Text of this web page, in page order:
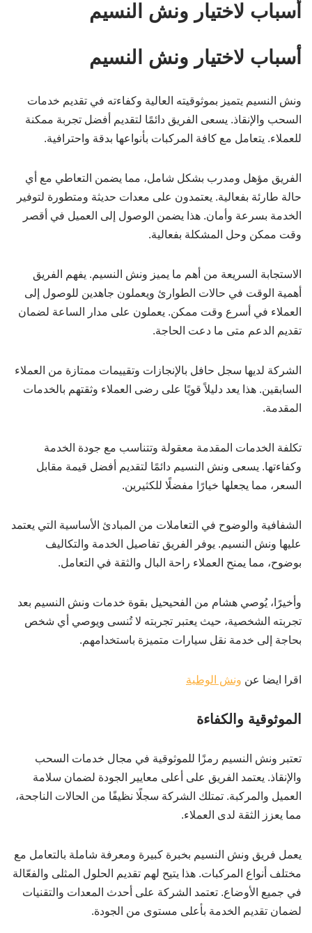
أسباب لاختيار ونش النسيم
أسباب لاختيار ونش النسيم
ونش النسيم يتميز بموثوقيته العالية وكفاءته في تقديم خدمات
السحب والإنقاذ. يسعى الفريق دائمًا لتقديم أفضل تجربة ممكنة
للعملاء. يتعامل مع كافة المركبات بأنواعها بدقة واحترافية.
الفريق مؤهل ومدرب بشكل شامل، مما يضمن التعاطي مع أي
حالة طارئة بفعالية. يعتمدون على معدات حديثة ومتطورة لتوفير
الخدمة بسرعة وأمان. هذا يضمن الوصول إلى العميل في أقصر
وقت ممكن وحل المشكلة بفعالية.
الاستجابة السريعة من أهم ما يميز ونش النسيم. يفهم الفريق
أهمية الوقت في حالات الطوارئ ويعملون جاهدين للوصول إلى
العملاء في أسرع وقت ممكن. يعملون على مدار الساعة لضمان
تقديم الدعم متى ما دعت الحاجة.
الشركة لديها سجل حافل بالإنجازات وتقييمات ممتازة من العملاء
السابقين. هذا يعد دليلاً قويًا على رضى العملاء وثقتهم بالخدمات
المقدمة.
تكلفة الخدمات المقدمة معقولة وتتناسب مع جودة الخدمة
وكفاءتها. يسعى ونش النسيم دائمًا لتقديم أفضل قيمة مقابل
السعر، مما يجعلها خيارًا مفضلًا للكثيرين.
الشفافية والوضوح في التعاملات من المبادئ الأساسية التي يعتمد
عليها ونش النسيم. يوفر الفريق تفاصيل الخدمة والتكاليف
بوضوح، مما يمنح العملاء راحة البال والثقة في التعامل.
وأخيرًا، يُوصي هشام من الفحيحيل بقوة خدمات ونش النسيم بعد
تجربته الشخصية، حيث يعتبر تجربته لا تُنسى ويوصي أي شخص
بحاجة إلى خدمة نقل سيارات متميزة باستخدامهم.
اقرا ايضا عن ونش الوطية
الموثوقية والكفاءة
تعتبر ونش النسيم رمزًا للموثوقية في مجال خدمات السحب
والإنقاذ. يعتمد الفريق على أعلى معايير الجودة لضمان سلامة
العميل والمركبة. تمتلك الشركة سجلًا نظيفًا من الحالات الناجحة،
مما يعزز الثقة لدى العملاء.
يعمل فريق ونش النسيم بخبرة كبيرة ومعرفة شاملة بالتعامل مع
مختلف أنواع المركبات. هذا يتيح لهم تقديم الحلول المثلى والفعّالة
في جميع الأوضاع. تعتمد الشركة على أحدث المعدات والتقنيات
لضمان تقديم الخدمة بأعلى مستوى من الجودة.